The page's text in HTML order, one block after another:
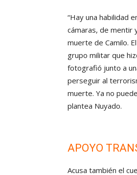
“Hay una habilidad
cámaras, de mentir
muerte de Camilo.
grupo militar que
fotografió junto a
perseguir al
muerte. Ya no
plantea Nuyado.
APOYO
Acusa también el